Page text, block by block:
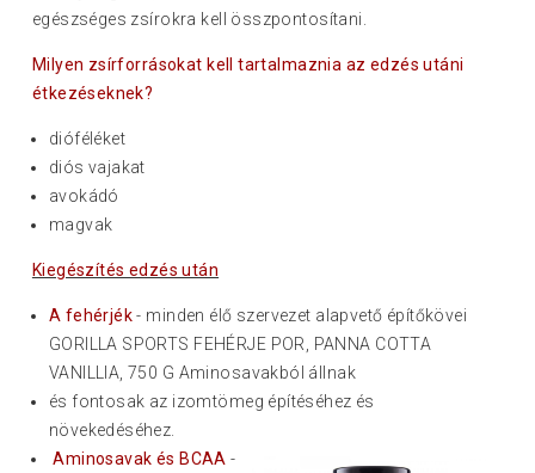
egészséges zsírokra kell összpontosítani.
Milyen zsírforrásokat kell tartalmaznia az edzés utáni
étkezéseknek?
dióféléket
diós vajakat
avokádó
magvak
Kiegészítés edzés után
A fehérjék- minden élő szervezet alapvető építőkövei
GORILLA SPORTS FEHÉRJE POR, PANNA COTTA
VANILLIA, 750 G Aminosavakból állnak
és fontosak az izomtömeg építéséhez és
növekedéséhez.
Aminosavak és BCAA -